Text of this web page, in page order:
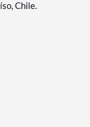
Chile.